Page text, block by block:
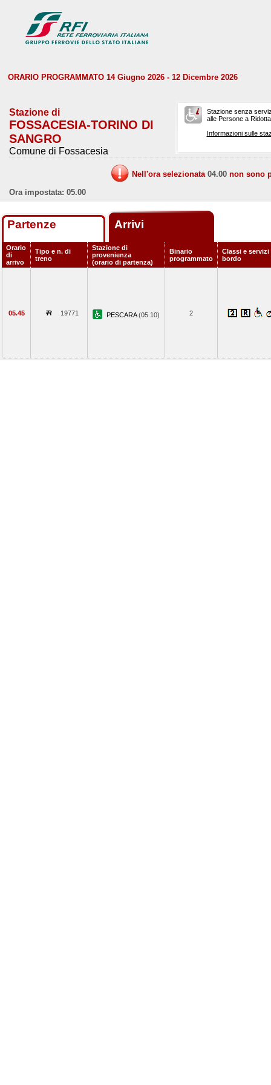
ORARIO PROGRAMMATO 14 Giugno 2026 - 12 Dicembre 2026
Stazione di
FOSSACESIA-TORINO DI
SANGRO
Comune di Fossacesia
Stazione senza
alle Persone a
Informazioni sulle
Nell'ora selezionata 04.00 non sono
Ora impostata: 05.00
Partenze Arrivi
Orario
di
arrivo
Tipo e n. di
treno
Stazione di
provenienza
(orario di partenza)
Binario
programmato
Classi e servizi
bordo
05.45 19771 PESCARA(05.10) 2